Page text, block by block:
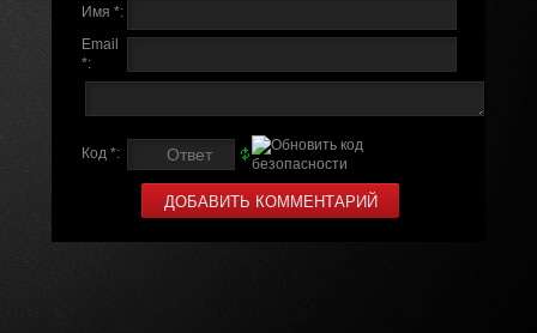
Имя *:
Email
*:
Код *: